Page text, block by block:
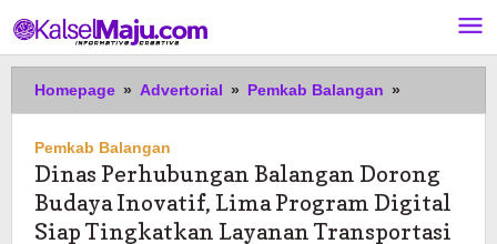
ke
konten
Homepage » Advertorial » Pemkab Balangan »
Budaya
Inovatif,
Lima
Pemkab Balangan
Dinas Perhubungan Balangan Dorong
Budaya Inovatif, Lima Program Digital
Siap Tingkatkan Layanan Transportasi